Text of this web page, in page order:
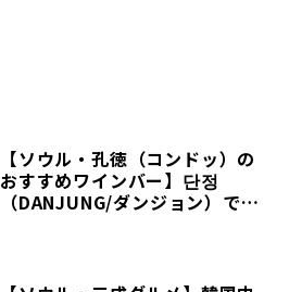
【ソウル・孔徳（コンドッ）の
おすすめワインバー】단정
（DANJUNG/ダンジョン）でお